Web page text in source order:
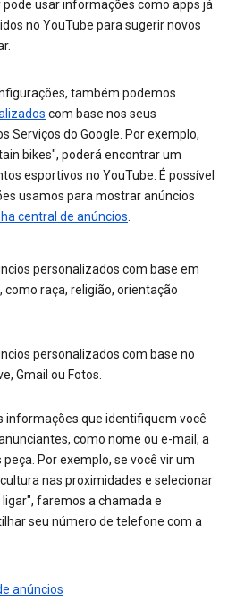
pode usar informações como apps já
no YouTube para sugerir novos
também podemos
com base nos seus
Serviços do Google. Por exemplo,
bikes", poderá encontrar um
esportivos no YouTube. É possível
usamos para mostrar anúncios
central de anúncios
personalizados com base em
, como raça, religião, orientação
personalizados com base no
Gmail ou Fotos.
informações que identifiquem você
como nome ou e-mail, a
Por exemplo, se você vir um
nas proximidades e selecionar
faremos a chamada e
seu número de telefone com a
anúncios